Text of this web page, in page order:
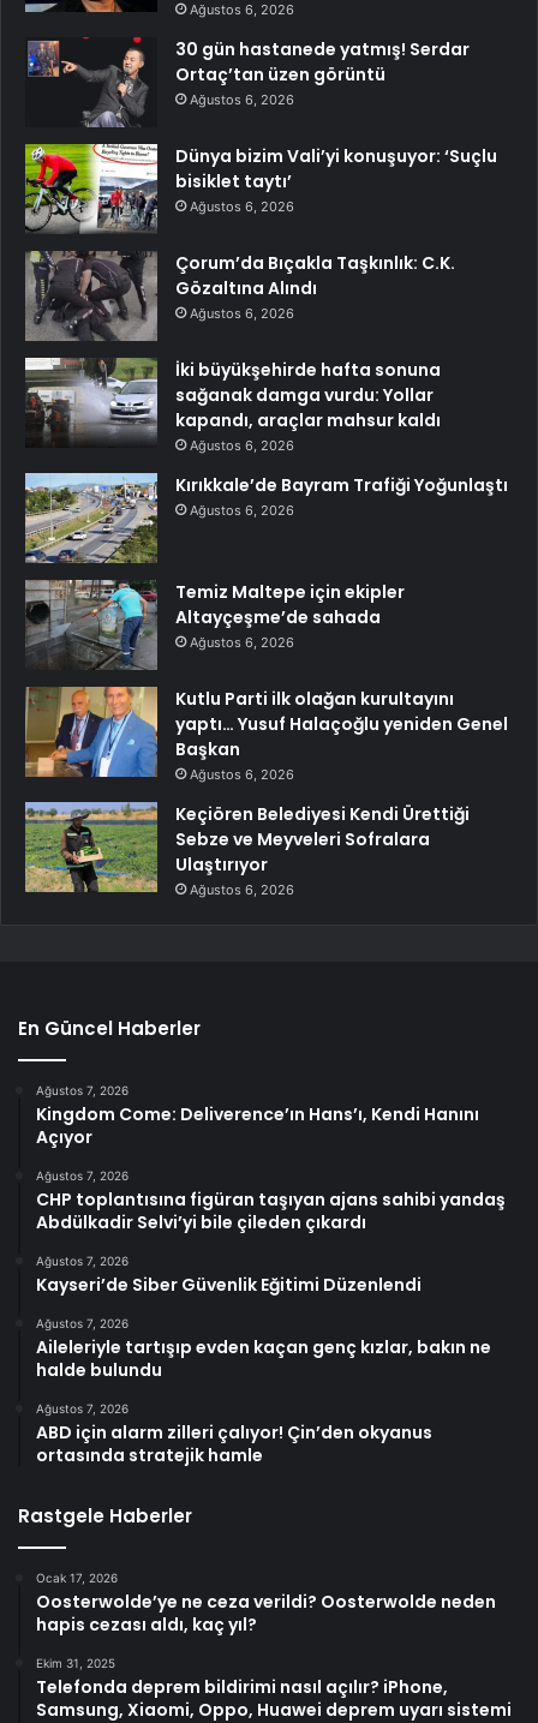
Ağustos 6, 2026
30 gün hastanede yatmış! Serdar
Ortaç’tan üzen görüntü
Ağustos 6, 2026
Dünya bizim Vali’yi konuşuyor: ‘Suçlu
bisiklet taytı’
Ağustos 6, 2026
Çorum’da Bıçakla Taşkınlık: C.K.
Gözaltına Alındı
Ağustos 6, 2026
İki büyükşehirde hafta sonuna
sağanak damga vurdu: Yollar
kapandı, araçlar mahsur kaldı
Ağustos 6, 2026
Kırıkkale’de Bayram Trafiği Yoğunlaştı
Ağustos 6, 2026
Temiz Maltepe için ekipler
Altayçeşme’de sahada
Ağustos 6, 2026
Kutlu Parti ilk olağan kurultayını
yaptı… Yusuf Halaçoğlu yeniden Genel
Başkan
Ağustos 6, 2026
Keçiören Belediyesi Kendi Ürettiği
Sebze ve Meyveleri Sofralara
Ulaştırıyor
Ağustos 6, 2026
En Güncel Haberler
Ağustos 7, 2026
Kingdom Come: Deliverence’ın Hans’ı, Kendi Hanını
Açıyor
Ağustos 7, 2026
CHP toplantısına figüran taşıyan ajans sahibi yandaş
Abdülkadir Selvi’yi bile çileden çıkardı
Ağustos 7, 2026
Kayseri’de Siber Güvenlik Eğitimi Düzenlendi
Ağustos 7, 2026
Aileleriyle tartışıp evden kaçan genç kızlar, bakın ne
halde bulundu
Ağustos 7, 2026
ABD için alarm zilleri çalıyor! Çin’den okyanus
ortasında stratejik hamle
Rastgele Haberler
Ocak 17, 2026
Oosterwolde’ye ne ceza verildi? Oosterwolde neden
hapis cezası aldı, kaç yıl?
Ekim 31, 2025
Telefonda deprem bildirimi nasıl açılır? iPhone,
Samsung, Xiaomi, Oppo, Huawei deprem uyarı sistemi